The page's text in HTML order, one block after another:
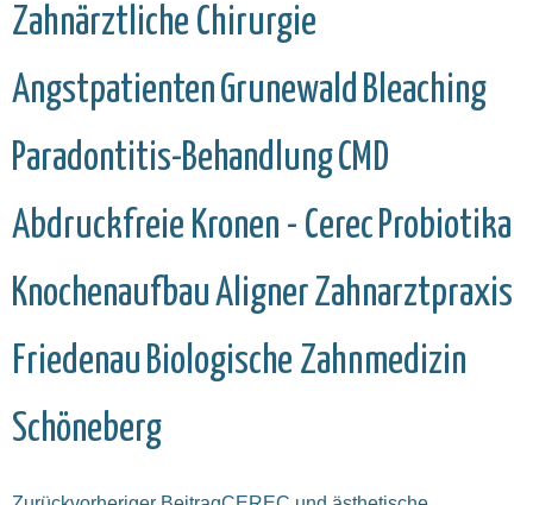
Zahnärztliche Chirurgie
AngstpatientenGrunewald Bleaching
Paradontitis-BehandlungCMD
Abdruckfreie Kronen - Cerec Probiotika
KnochenaufbauAlignerZahnarztpraxis
Friedenau Biologische Zahnmedizin
Schöneberg